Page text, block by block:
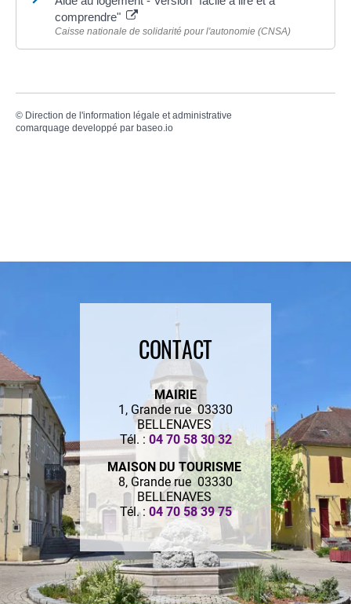
comprendre"
Caisse nationale de solidarité pour l'autonomie (CNSA)
© Direction de l'information légale et administrative
comarquage developpé par baseo.io
CONTACT
MAIRIE
1, Grande rue 03330
BELLENAVES
Tél. : 04 70 58 30 32
MAISON DU TOURISME
8, Grande rue 03330
BELLENAVES
Tél. : 04 70 58 39 75